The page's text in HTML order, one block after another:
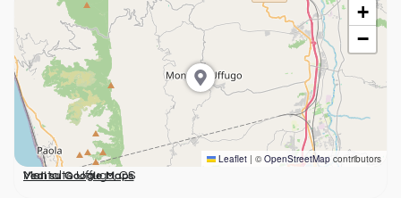
+
−
Leaflet | ©OpenStreetMap contributors
Montalto Uffugo, CS
Vedi su Google Maps